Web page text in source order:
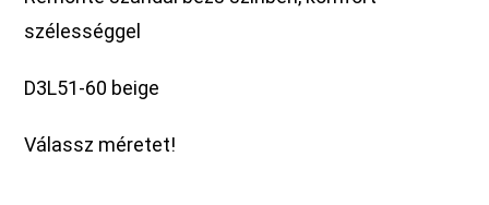
szélességgel
D3L51-60 beige
Válassz méretet!